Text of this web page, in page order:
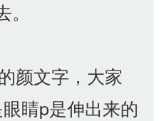
颜文字，大家
睛p是伸出来的